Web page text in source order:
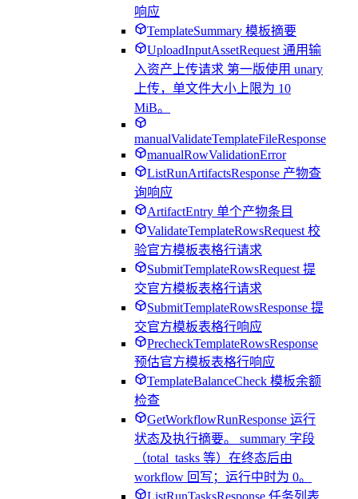
响应
TemplateSummary 模板摘要
UploadInputAssetRequest 通用输
入资产上传请求 第一版使用 unary
上传，单文件大小上限为 10
MiB。
manualValidateTemplateFileResponse
manualRowValidationError
ListRunArtifactsResponse 产物查
询响应
ArtifactEntry 单个产物条目
ValidateTemplateRowsRequest 校
验官方模板表格行请求
SubmitTemplateRowsRequest 提
交官方模板表格行请求
SubmitTemplateRowsResponse 提
交官方模板表格行响应
PrecheckTemplateRowsResponse
预估官方模板表格行响应
TemplateBalanceCheck 模板余额
检查
GetWorkflowRunResponse 运行
状态及执行摘要。 summary 字段
（total_tasks 等）在终态后由
workflow 回写；运行中时为 0。
ListRunTasksResponse 任务列表